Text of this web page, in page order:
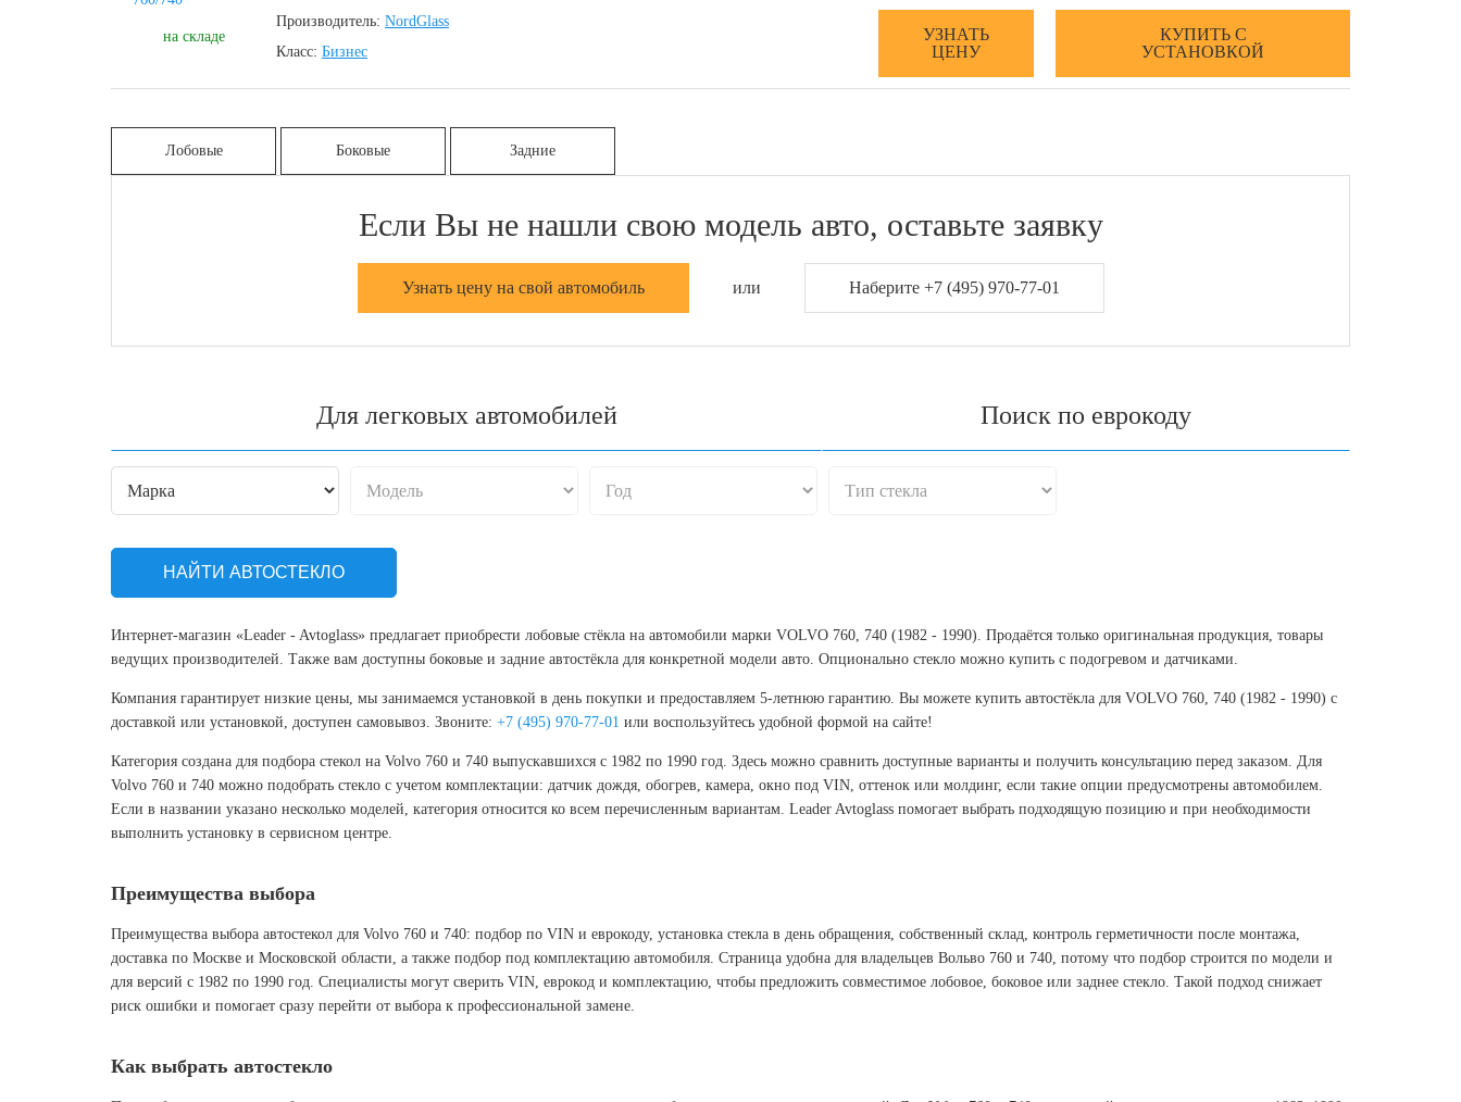
на складе
Производитель: NordGlass
Класс: Бизнес
УЗНАТЬ
ЦЕНУ
КУПИТЬ С
УСТАНОВКОЙ
Лобовые Боковые Задние
Если Вы не нашли свою модель авто, оставьте заявку
Узнать цену на свой автомобиль или Наберите +7 (495) 970-77-01
Для легковых автомобилей Поиск по еврокоду
НАЙТИ АВТОСТЕКЛО
Интернет-магазин «Leader - Avtoglass» предлагает приобрести лобовые стёкла на автомобили марки VOLVO 760, 740 (1982 - 1990). Продаётся только оригинальная продукция, товары
ведущих производителей. Также вам доступны боковые и задние автостёкла для конкретной модели авто. Опционально стекло можно купить с подогревом и датчиками.
Компания гарантирует низкие цены, мы занимаемся установкой в день покупки и предоставляем 5-летнюю гарантию. Вы можете купить автостёкла для VOLVO 760, 740 (1982 - 1990) с
доставкой или установкой, доступен самовывоз. Звоните: +7 (495) 970-77-01 или воспользуйтесь удобной формой на сайте!
Категория создана для подбора стекол на Volvo 760 и 740 выпускавшихся с 1982 по 1990 год. Здесь можно сравнить доступные варианты и получить консультацию перед заказом. Для
Volvo 760 и 740 можно подобрать стекло с учетом комплектации: датчик дождя, обогрев, камера, окно под VIN, оттенок или молдинг, если такие опции предусмотрены автомобилем.
Если в названии указано несколько моделей, категория относится ко всем перечисленным вариантам. Leader Avtoglass помогает выбрать подходящую позицию и при необходимости
выполнить установку в сервисном центре.
Преимущества выбора
Преимущества выбора автостекол для Volvo 760 и 740: подбор по VIN и еврокоду, установка стекла в день обращения, собственный склад, контроль герметичности после монтажа,
доставка по Москве и Московской области, а также подбор под комплектацию автомобиля. Страница удобна для владельцев Вольво 760 и 740, потому что подбор строится по модели и
для версий с 1982 по 1990 год. Специалисты могут сверить VIN, еврокод и комплектацию, чтобы предложить совместимое лобовое, боковое или заднее стекло. Такой подход снижает
риск ошибки и помогает сразу перейти от выбора к профессиональной замене.
Как выбрать автостекло